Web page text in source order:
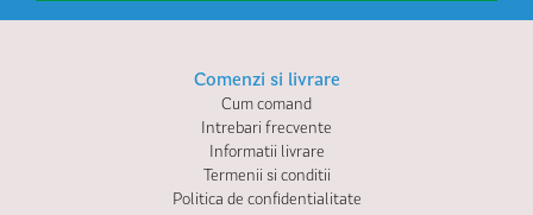
Comenzi si livrare
Cum comand
Intrebari frecvente
Informatii livrare
Termenii si conditii
Politica de confidentialitate